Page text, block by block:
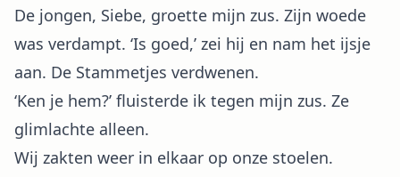
De jongen, Siebe, groette mijn zus. Zijn woede
was verdampt. ‘Is goed,’ zei hij en nam het ijsje
aan. De Stammetjes verdwenen.
‘Ken je hem?’ fluisterde ik tegen mijn zus. Ze
glimlachte alleen.
Wij zakten weer in elkaar op onze stoelen.